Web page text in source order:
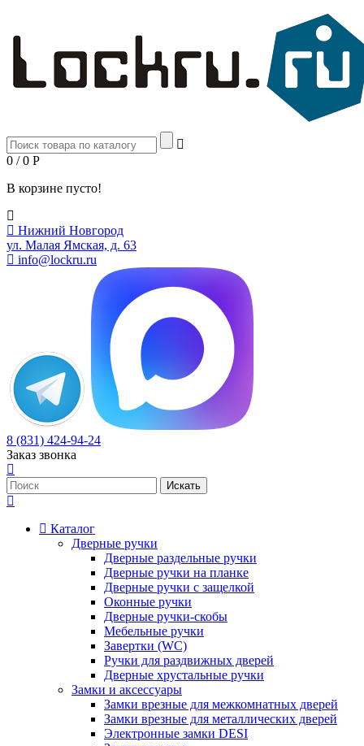
0 / 0 Р
В корзине пусто!
Нижний Новгород
ул. Малая Ямская, д. 63
info@lockru.ru
8 (831) 424-94-24
Заказ звонка
Каталог
Дверные ручки
Дверные раздельные ручки
Дверные ручки на планке
Дверные ручки с защелкой
Оконные ручки
Дверные ручки-скобы
Мебельные ручки
Завертки (WC)
Ручки для раздвижных дверей
Дверные хрустальные ручки
Замки и аксессуары
Замки врезные для межкомнатных дверей
Замки врезные для металлических дверей
Электронные замки DESI